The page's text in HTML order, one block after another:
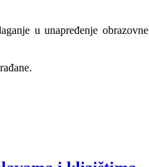
u unapređenje